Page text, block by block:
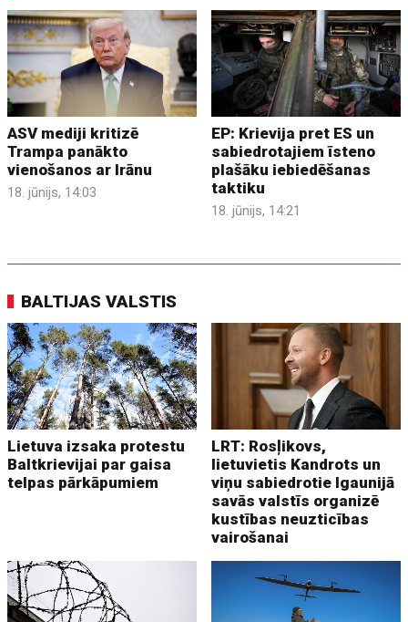
ASV mediji kritizē
Trampa panākto
vienošanos ar Irānu
18. jūnijs, 14:03
EP: Krievija pret ES un
sabiedrotajiem īsteno
plašāku iebiedēšanas
taktiku
18. jūnijs, 14:21
BALTIJAS VALSTIS
Lietuva izsaka protestu
Baltkrievijai par gaisa
telpas pārkāpumiem
LRT: Rosļikovs,
lietuvietis Kandrots un
viņu sabiedrotie Igaunijā
savās valstīs organizē
kustības neuzticības
vairošanai